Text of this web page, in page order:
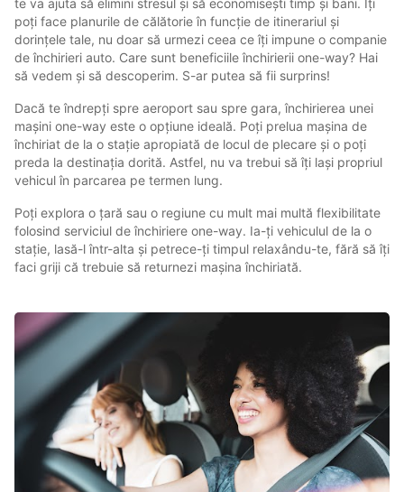
te va ajuta să elimini stresul și să economisești timp și bani. Îți
poți face planurile de călătorie în funcție de itinerariul și
dorințele tale, nu doar să urmezi ceea ce îți impune o companie
de închirieri auto. Care sunt beneficiile închirierii one-way? Hai
să vedem și să descoperim. S-ar putea să fii surprins!
Dacă te îndrepți spre aeroport sau spre gara, închirierea unei
mașini one-way este o opțiune ideală. Poți prelua mașina de
închiriat de la o stație apropiată de locul de plecare și o poți
preda la destinația dorită. Astfel, nu va trebui să îți lași propriul
vehicul în parcarea pe termen lung.
Poți explora o țară sau o regiune cu mult mai multă flexibilitate
folosind serviciul de închiriere one-way. Ia-ți vehiculul de la o
stație, lasă-l într-alta și petrece-ți timpul relaxându-te, fără să îți
faci griji că trebuie să returnezi mașina închiriată.